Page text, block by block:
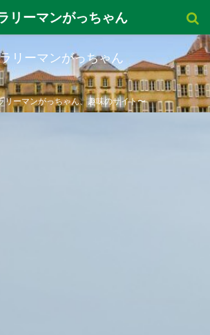
リーマンがっちゃん
リーマンがっちゃん、趣味のサイト〜
リーマンがっちゃん